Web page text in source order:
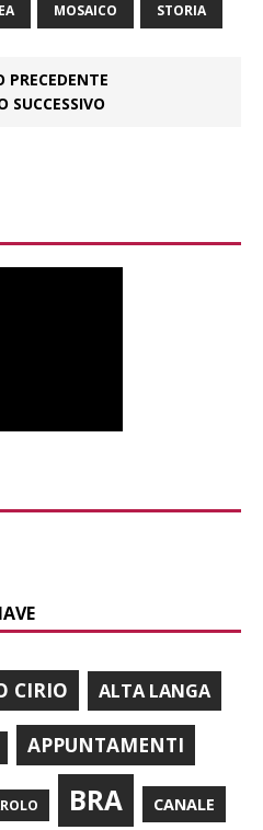
MOSAICO STORIA
PRECEDENTE
SUCCESSIVO
CIRIO ALTA LANGA
APPUNTAMENTI
BRA CANALE